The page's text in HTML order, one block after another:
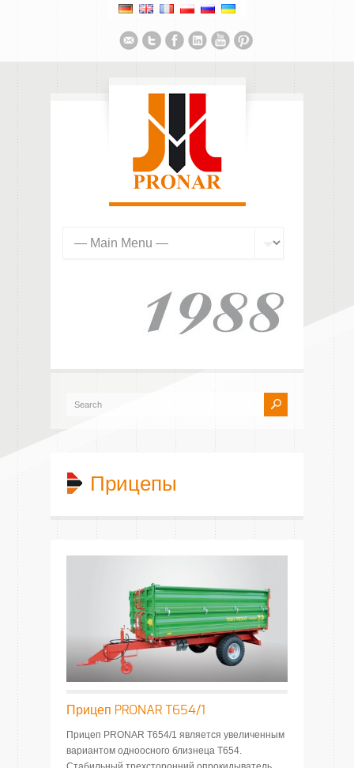
Прицепы
Прицеп PRONAR T654/1
Прицеп PRONAR T654/1 является увеличенным
вариантом одноосного близнеца T654.